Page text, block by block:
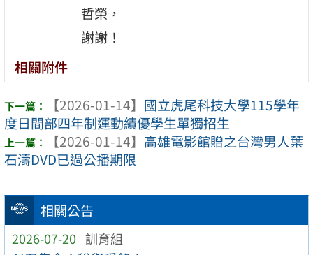
相關公告
2026-07-20 訓育組
哲榮，
謝謝！
相關附件
【2026-01-14】 國立虎尾科技大學115學年
度日間部四年制運動績優學生單獨招生
【2026-01-14】 高雄電影館贈之台灣男人葉
石濤DVD已過公播期限